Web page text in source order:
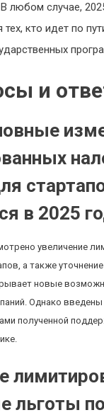
любом случае,
кто идет по
и
в 2025
увеличение
а также
новые
Однако введены
полученной
льготы